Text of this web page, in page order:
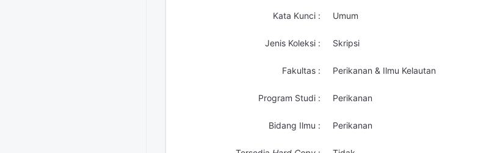
Kata Kunci : Umum
Jenis Koleksi : Skripsi
Fakultas : Perikanan & Ilmu Kelautan
Program Studi : Perikanan
Bidang Ilmu : Perikanan